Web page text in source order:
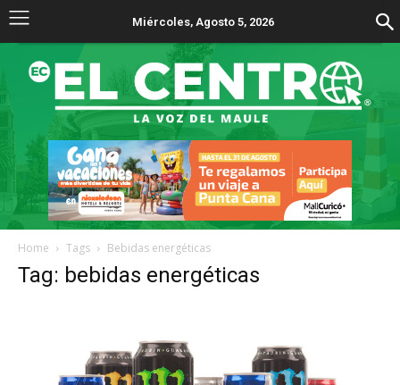
Miércoles, Agosto 5, 2026
Home Tags Bebidas energéticas
Tag: bebidas energéticas